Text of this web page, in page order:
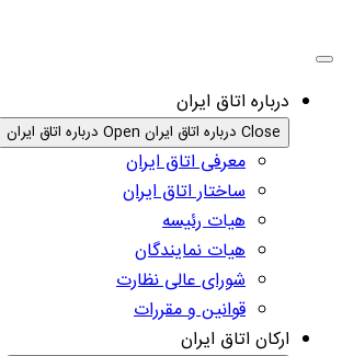
درباره اتاق ایران
Close درباره اتاق ایران Open درباره اتاق ایران
معرفی اتاق ایران
ساختار اتاق ایران
هیات رئیسه
هیات نمایندگان
شورای عالی نظارت
قوانین و مقررات
ارکان اتاق ایران